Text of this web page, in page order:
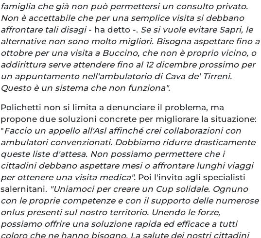
famiglia che già non può permettersi un consulto privato.
Non è accettabile che per una semplice visita si debbano
affrontare tali disagi - ha detto -. Se si vuole evitare Sapri, le
alternative non sono molto migliori. Bisogna aspettare fino a
ottobre per una visita a Buccino, che non è proprio vicino, o
addirittura serve attendere fino al 12 dicembre prossimo per
un appuntamento nell'ambulatorio di Cava de' Tirreni.
Questo è un sistema che non funziona".
Polichetti non si limita a denunciare il problema, ma
propone due soluzioni concrete per migliorare la situazione:
"Faccio un appello all'Asl affinché crei collaborazioni con
ambulatori convenzionati. Dobbiamo ridurre drasticamente
queste liste d'attesa. Non possiamo permettere che i
cittadini debbano aspettare mesi o affrontare lunghi viaggi
per ottenere una visita medica". Poi l'invito agli specialisti
salernitani. "Uniamoci per creare un Cup solidale. Ognuno
con le proprie competenze e con il supporto delle numerose
onlus presenti sul nostro territorio. Unendo le forze,
possiamo offrire una soluzione rapida ed efficace a tutti
coloro che ne hanno bisogno. La salute dei nostri cittadini